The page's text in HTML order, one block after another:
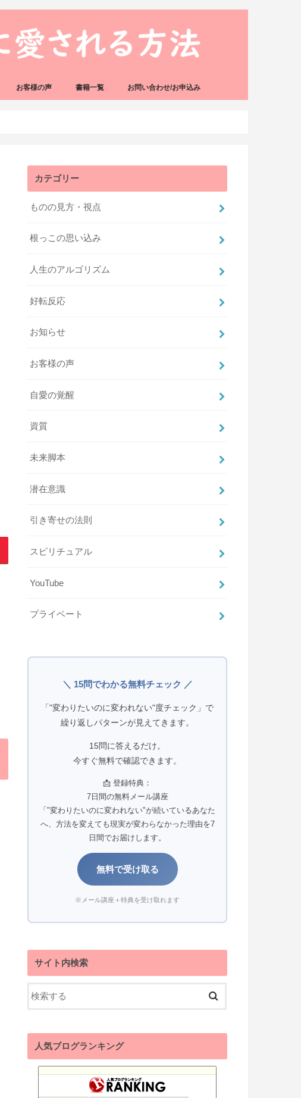
お客様の声 書籍一覧 お問い合わせ/お申込み
カテゴリー
ものの見方・視点
根っこの思い込み
人生のアルゴリズム
好転反応
お知らせ
お客様の声
自愛の覚醒
資質
未来脚本
潜在意識
引き寄せの法則
スピリチュアル
YouTube
プライベート
＼ 15問でわかる無料チェック ／
「"変わりたいのに変われない"度チェック」で
繰り返しパターンが見えてきます。
15問に答えるだけ。
今すぐ無料で確認できます。
📩 登録特典：
7日間の無料メール講座
「"変わりたいのに変われない"が続いているあなた
へ、方法を変えても現実が変わらなかった理由を7
日間でお届けします。
無料で受け取る
※メール講座＋特典を受け取れます
サイト内検索
人気ブログランキング